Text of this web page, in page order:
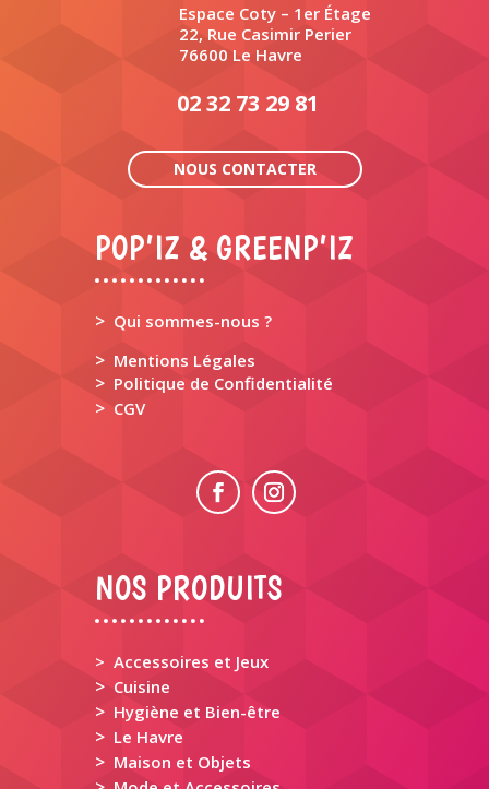
Espace Coty – 1er Étage
22, Rue Casimir Perier
76600 Le Havre
02 32 73 29 81
NOUS CONTACTER
POP’IZ & GREENP’IZ
> Qui sommes-nous ?
> Mentions Légales
> Politique de Confidentialité
> CGV
NOS PRODUITS
> Accessoires et Jeux
> Cuisine
> Hygiène et Bien-être
> Le Havre
> Maison et Objets